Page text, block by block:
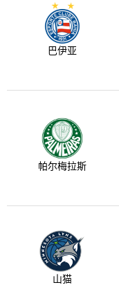
巴伊亚
帕尔梅拉斯
山猫